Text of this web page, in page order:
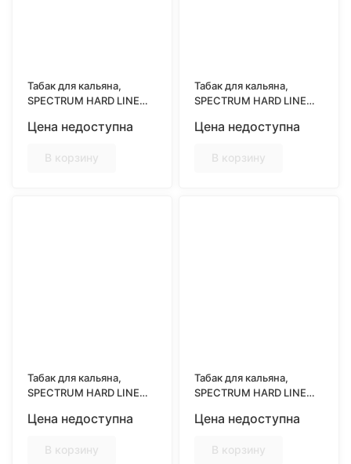
Табак для кальяна,
SPECTRUM HARD LINE
(Свежий аромат чая с
Цена недоступна
В корзину
Табак для кальяна,
SPECTRUM HARD LINE
(Аромат пряного
Цена недоступна
В корзину
Табак для кальяна,
SPECTRUM HARD LINE
(Кисло-сладкий вкус с
Цена недоступна
В корзину
Табак для кальяна,
SPECTRUM HARD LINE
(Молочное печенье)
Цена недоступна
В корзину